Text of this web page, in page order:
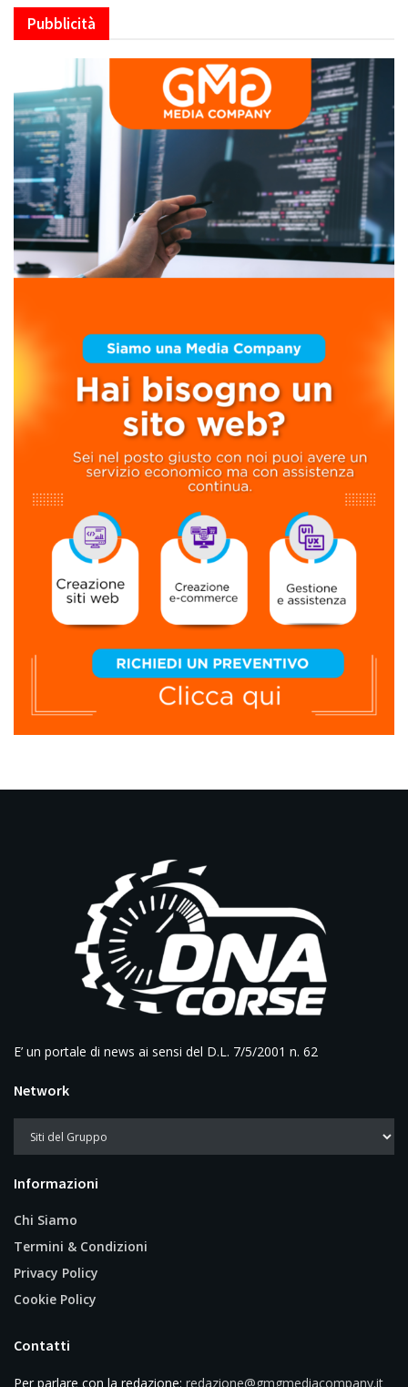
Pubblicità
E’ un portale di news ai sensi del D.L. 7/5/2001 n. 62
Network
Informazioni
Chi Siamo
Termini & Condizioni
Privacy Policy
Cookie Policy
Contatti
Per parlare con la redazione: redazione@gmgmediacompany.it